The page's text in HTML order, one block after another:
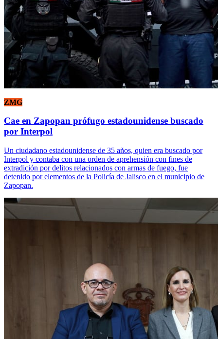
ZMG
Cae en Zapopan prófugo estadounidense buscado
por Interpol
Un ciudadano estadounidense de 35 años, quien era buscado por
Interpol y contaba con una orden de aprehensión con fines de
extradición por delitos relacionados con armas de fuego, fue
detenido por elementos de la Policía de Jalisco en el municipio de
Zapopan.